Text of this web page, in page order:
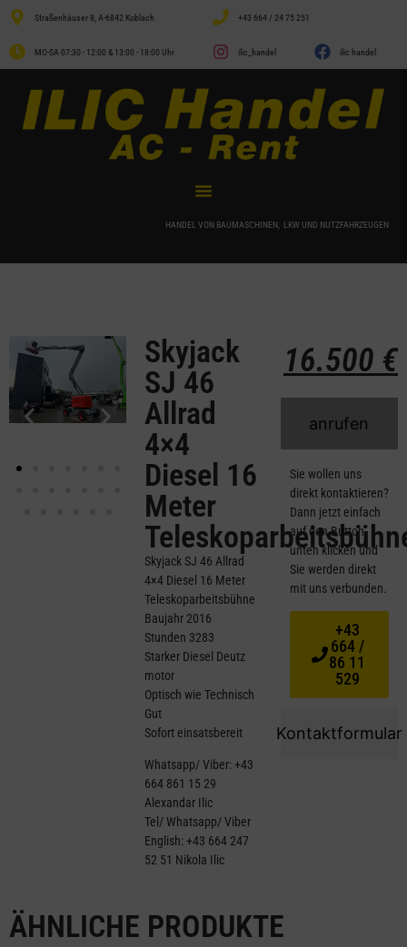
Straßenhäuser 8, A-6842 Koblach +43 664 / 24 75 251
MO-SA 07:30 - 12:00 & 13:00 - 18:00 Uhr ilic_handel ilic handel
HANDEL VON BAUMASCHINEN, LKW UND NUTZFAHRZEUGEN
Skyjack
SJ 46
Allrad
4×4
Diesel 16
Meter
Skyjack SJ 46 Allrad
4×4 Diesel 16 Meter
Teleskoparbeitsbühne
Baujahr 2016
Stunden 3283
Starker Diesel Deutz
motor
Optisch wie Technisch
Gut
Sofort einsatsbereit
Whatsapp/ Viber: +43
664 861 15 29
Alexandar Ilic
Tel/ Whatsapp/ Viber
English: +43 664 247
52 51 Nikola Ilic
16.500 €
anrufen
Kontaktformular
Sie wollen uns
direkt kontaktieren?
Dann jetzt einfach
auf den Button
unten klicken und
Sie werden direkt
mit uns verbunden.
+43
664 /
86 11
529
ÄHNLICHE PRODUKTE